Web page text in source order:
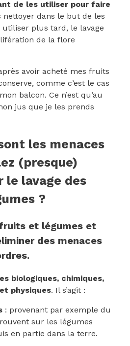
de les utiliser pour faire
nettoyer dans le but de les
plus tard, le lavage
de la flore
avoir acheté mes fruits
comme c’est le cas
balcon. Ce n’est qu’au
jus que je les prends
les menaces
(presque)
le lavage des
?
et légumes et
des menaces
biologiques, chimiques,
physiques. Il s’agit :
: provenant par exemple du
sur les légumes
en partie dans la terre.